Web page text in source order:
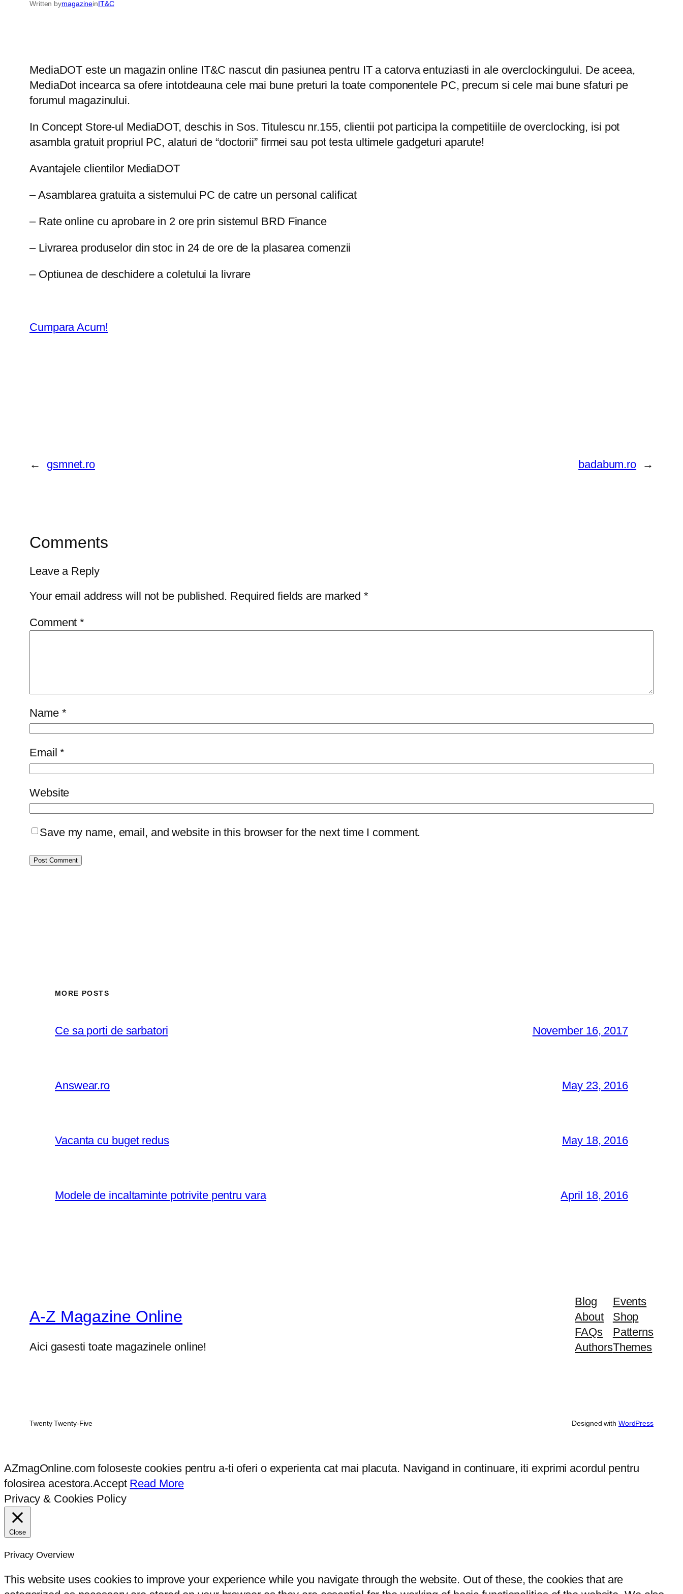
Written bymagazineinIT&C
MediaDOT este un magazin online IT&C nascut din pasiunea pentru IT a catorva entuziasti in ale overclockingului. De aceea,
MediaDot incearca sa ofere intotdeauna cele mai bune preturi la toate componentele PC, precum si cele mai bune sfaturi pe
forumul magazinului.
In Concept Store-ul MediaDOT, deschis in Sos. Titulescu nr.155, clientii pot participa la competitiile de overclocking, isi pot
asambla gratuit propriul PC, alaturi de “doctorii” firmei sau pot testa ultimele gadgeturi aparute!
Avantajele clientilor MediaDOT
– Asamblarea gratuita a sistemului PC de catre un personal calificat
– Rate online cu aprobare in 2 ore prin sistemul BRD Finance
– Livrarea produselor din stoc in 24 de ore de la plasarea comenzii
– Optiunea de deschidere a coletului la livrare
Cumpara Acum!
← gsmnet.ro badabum.ro →
Comments
Leave a Reply
Your email address will not be published. Required fields are marked*
Comment*
Name *
Email*
Website
Save my name, email, and website in this browser for the next time I comment.
MORE POSTS
Ce sa porti de sarbatori November 16, 2017
Answear.ro May 23, 2016
Vacanta cu buget redus May 18, 2016
Modele de incaltaminte potrivite pentru vara April 18, 2016
A-Z Magazine Online
Aici gasesti toate magazinele online!
Blog
About
FAQs
Authors
Events
Shop
Patterns
Themes
Twenty Twenty-Five Designed with WordPress
AZmagOnline.com foloseste cookies pentru a-ti oferi o experienta cat mai placuta. Navigand in continuare, iti exprimi acordul pentru
folosirea acestora.Accept Read More
Privacy & Cookies Policy
Close
Privacy Overview
This website uses cookies to improve your experience while you navigate through the website. Out of these, the cookies that are